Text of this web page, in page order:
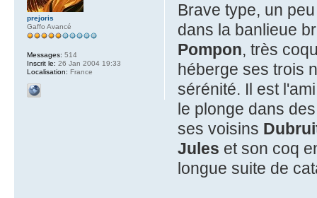
Brave type, un
dans la banlieue
Pompon, très
héberge ses trois
sérénité. Il est
le plonge dans
ses voisins
Jules et son coq
longue suite de
prejoris
Gaffo Avancé
Messages: 514
Inscrit le: 26 Jan 2004 19:33
Localisation: France